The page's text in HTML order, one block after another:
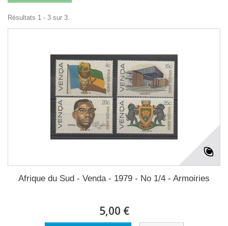
Résultats 1 - 3 sur 3.
Afrique du Sud - Venda - 1979 - No 1/4 - Armoiries
5,00 €